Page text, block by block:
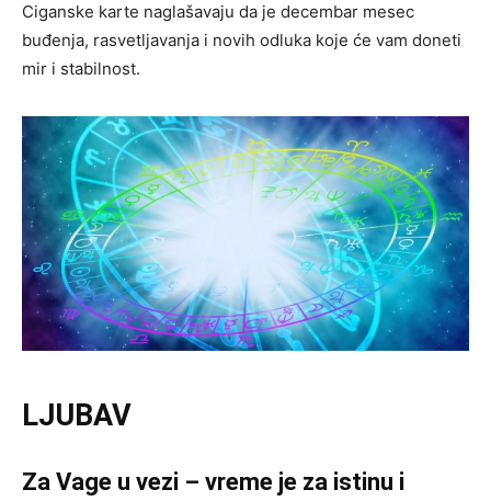
Cigan­ske karte naglašavaju da je decembar mesec
buđenja, rasvetljavanja i novih odluka koje će vam doneti
mir i stabilnost.
LJUBAV
Za Vage u vezi – vreme je za istinu i